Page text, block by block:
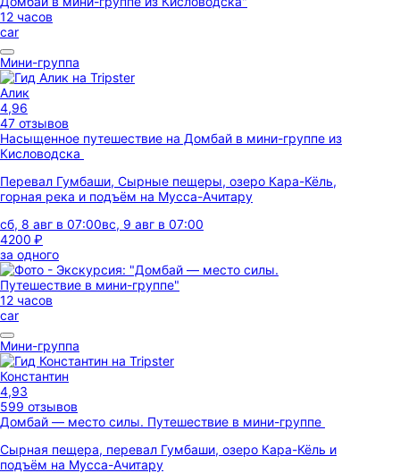
12 часов
car
Мини-группа
Алик
4,96
47 отзывов
Насыщенное путешествие на Домбай в мини-группе из
Кисловодска
Перевал Гумбаши, Сырные пещеры, озеро Кара-Кёль,
горная река и подъём на Мусса-Ачитару
сб, 8 авг в 07:00вс, 9 авг в 07:00
4200 ₽
за одного
12 часов
car
Мини-группа
Константин
4,93
599 отзывов
Домбай — место силы. Путешествие в мини-группе
Сырная пещера, перевал Гумбаши, озеро Кара-Кёль и
подъём на Мусса-Ачитару